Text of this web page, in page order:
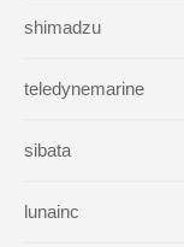
shimadzu
teledynemarine
sibata
lunainc